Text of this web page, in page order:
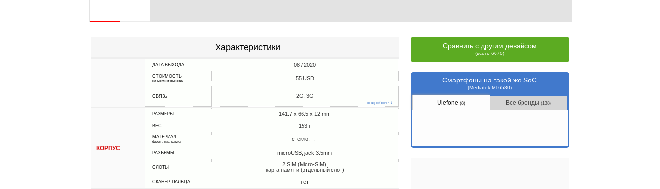
Характеристики
ДАТА ВЫХОДА 08 / 2020
СТОИМОСТЬ
на момент выхода 55 USD
СВЯЗЬ 2G, 3G
подробнее ↓
КОРПУС
РАЗМЕРЫ 141.7 x 66.5 x 12 mm
ВЕС 153 г
МАТЕРИАЛ
фронт, низ, рамка стекло, -, -
РАЗЪЕМЫ microUSB, jack 3.5mm
СЛОТЫ
2 SIM (Micro-SIM),
карта памяти (отдельный слот)
СКАНЕР ПАЛЬЦА нет
Сравнить с другим девайсом
(всего 6070)
Смартфоны на такой же SoC
(Mediatek MT6580)
Ulefone (8) Все бренды(138)